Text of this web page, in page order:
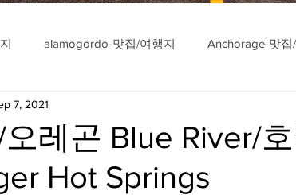
alamogordo-맛집/여행지 Anchorage-맛집
맛집/여행지
맛집/여행지 Bar Harbor-맛집/여행지
레곤 Blue River/
Hot Springs
7, 2021